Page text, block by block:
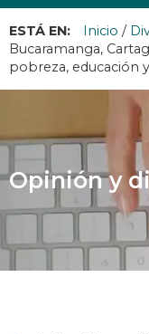
ESTÁ EN: Inicio /
Bucaramanga,
pobreza, educación
Opinión y